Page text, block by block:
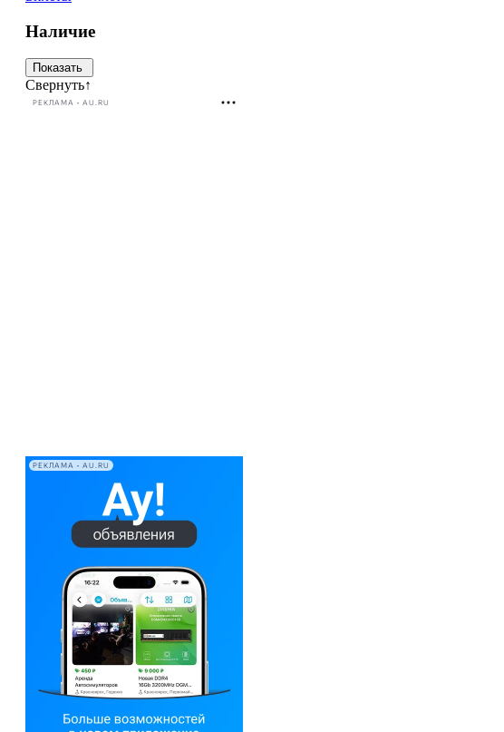
Наличие
Свернуть↑
РЕКЛАМА • AU.RU
РЕКЛАМА • AU.RU